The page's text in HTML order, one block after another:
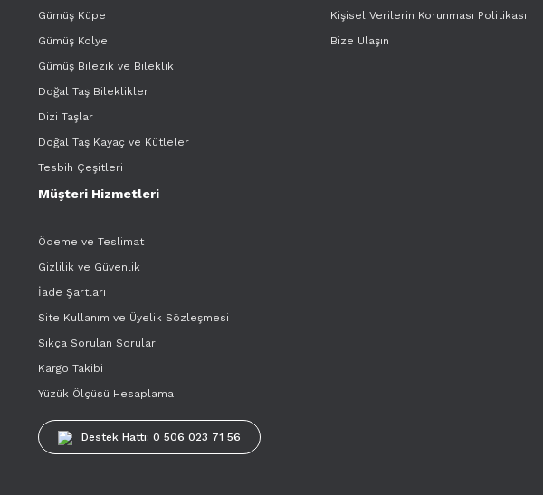
Gümüş Küpe
Gümüş Kolye
Gümüş Bilezik ve Bileklik
Doğal Taş Bileklikler
Dizi Taşlar
Doğal Taş Kayaç ve Kütleler
Tesbih Çeşitleri
Kişisel Verilerin Korunması Politikası
Bize Ulaşın
Müşteri Hizmetleri
Ödeme ve Teslimat
Gizlilik ve Güvenlik
İade Şartları
Site Kullanım ve Üyelik Sözleşmesi
Sıkça Sorulan Sorular
Kargo Takibi
Yüzük Ölçüsü Hesaplama
Destek Hattı: 0 506 023 71 56